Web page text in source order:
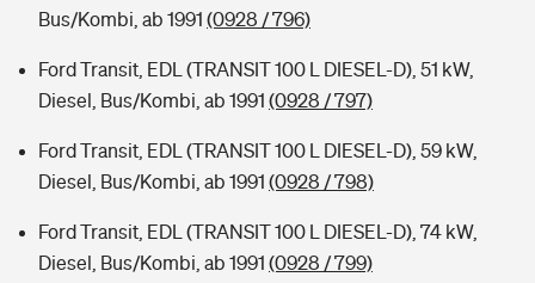
Bus/Kombi, ab 1991 (0928 / 796)
Ford Transit, EDL (TRANSIT 100 L DIESEL-D), 51 kW,
Diesel, Bus/Kombi, ab 1991 (0928 / 797)
Ford Transit, EDL (TRANSIT 100 L DIESEL-D), 59 kW,
Diesel, Bus/Kombi, ab 1991 (0928 / 798)
Ford Transit, EDL (TRANSIT 100 L DIESEL-D), 74 kW,
Diesel, Bus/Kombi, ab 1991 (0928 / 799)